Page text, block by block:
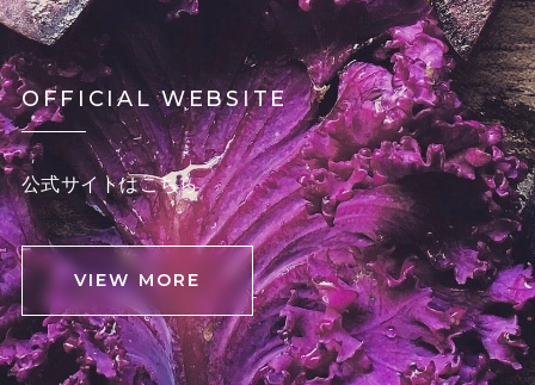
OFFICIAL WEBSITE
公式サイトはこちら
VIEW MORE